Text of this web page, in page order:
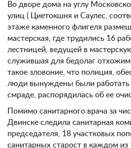
Во дворе дома на углу
улиц ( Циетокшня и Саулес,
этаже каменного флигеля
мастерская, где трудились 16
лестницей, ведущей в
служившая для бедолаг
такое зловоние, что полиция,
люди вынуждены были
смраде, распорядилась об ее
Помимо санитарного врача за
Двинске следила санитарная
председателя, 18 участковых
санитарных старост в каждом из